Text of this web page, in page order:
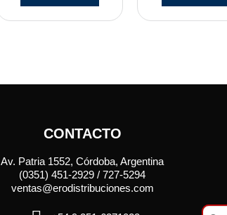
CONTACTO
Av. Patria 1552, Córdoba, Argentina
(0351) 451-2929 / 727-5294
ventas@erodistribuciones.com